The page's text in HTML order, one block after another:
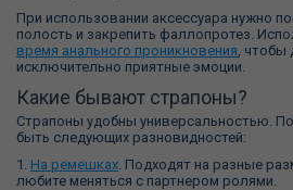
При использовании аксессуара нужно
полость и закрепить фаллопротез.
время анального проникновения, чтобы
исключительно приятные эмоции.
Какие бывают страпоны?
Страпоны удобны универсальностью.
быть следующих разновидностей:
1. На ремешках. Подходят на разные
любите меняться с партнером ролями.